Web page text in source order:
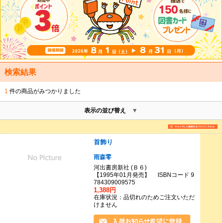
検索結果
1 件の商品がみつかりました
表示の並び替え
首飾り
雨森零
河出書房新社 (Ｂ６)
【1995年01月発売】 ISBNコード 9
784309009575
1,388円
在庫状況：品切れのためご注文いただ
けません